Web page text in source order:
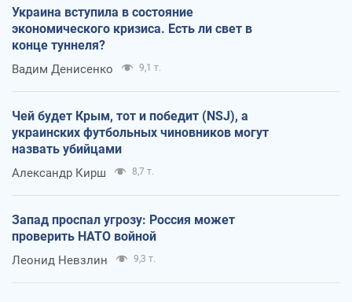
Украина вступила в состояние
экономического кризиса. Есть ли свет в
конце туннеля?
Вадим Денисенко 9,1 т.
Чей будет Крым, тот и победит (NSJ), а
украинских футбольных чиновников могут
назвать убийцами
Александр Кирш 8,7 т.
Запад проспал угрозу: Россия может
проверить НАТО войной
Леонид Невзлин 9,3 т.